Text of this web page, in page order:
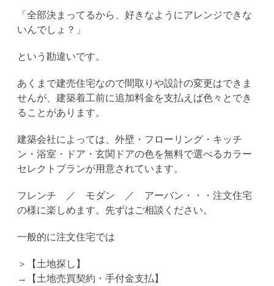
「全部決まってるから、好きなようにアレンジできな
いんでしょ？」
という勘違いです。
あくまで建売住宅なので間取りや設計の変更はできま
せんが、建築着工前に追加料金を支払えば色々とでき
ることがあります。
建築会社によっては、外壁・フローリング・キッチ
ン・浴室・ドア・玄関ドアの色を無料で選べるカラー
セレクトプランが用意されています。
フレンチ ／ モダン ／ アーバン・・・注文住宅
の様に楽しめます。先ずはご相談ください。
一般的に注文住宅では
＞【土地探し】
→【土地売買契約・手付金支払】